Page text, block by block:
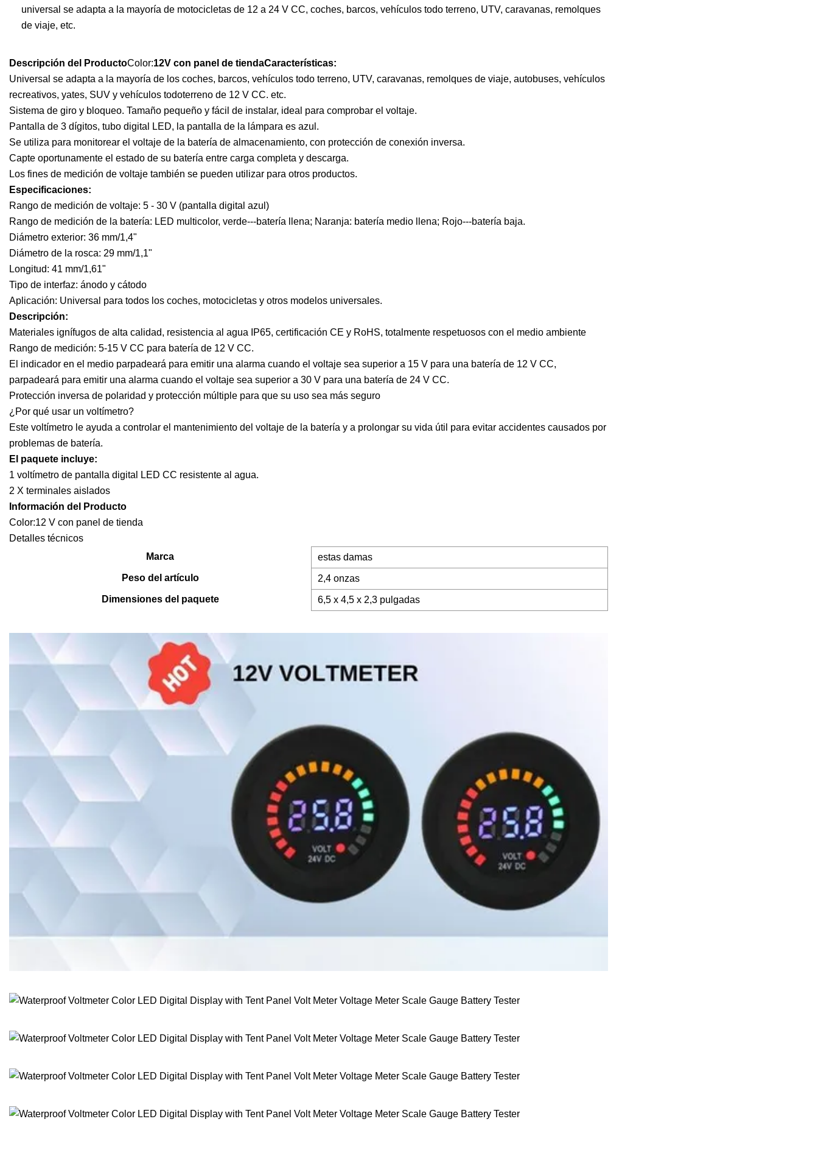
universal se adapta a la mayoría de motocicletas de 12 a 24 V CC, coches, barcos, vehículos todo terreno, UTV, caravanas, remolques
de viaje, etc.
Descripción del ProductoColor:12V con panel de tiendaCaracterísticas:
Universal se adapta a la mayoría de los coches, barcos, vehículos todo terreno, UTV, caravanas, remolques de viaje, autobuses, vehículos
recreativos, yates, SUV y vehículos todoterreno de 12 V CC. etc.
Sistema de giro y bloqueo. Tamaño pequeño y fácil de instalar, ideal para comprobar el voltaje.
Pantalla de 3 dígitos, tubo digital LED, la pantalla de la lámpara es azul.
Se utiliza para monitorear el voltaje de la batería de almacenamiento, con protección de conexión inversa.
Capte oportunamente el estado de su batería entre carga completa y descarga.
Los fines de medición de voltaje también se pueden utilizar para otros productos.
Especificaciones:
Rango de medición de voltaje: 5 - 30 V (pantalla digital azul)
Rango de medición de la batería: LED multicolor, verde---batería llena; Naranja: batería medio llena; Rojo---batería baja.
Diámetro exterior: 36 mm/1,4"
Diámetro de la rosca: 29 mm/1,1"
Longitud: 41 mm/1,61"
Tipo de interfaz: ánodo y cátodo
Aplicación: Universal para todos los coches, motocicletas y otros modelos universales.
Descripción:
Materiales ignífugos de alta calidad, resistencia al agua IP65, certificación CE y RoHS, totalmente respetuosos con el medio ambiente
Rango de medición: 5-15 V CC para batería de 12 V CC.
El indicador en el medio parpadeará para emitir una alarma cuando el voltaje sea superior a 15 V para una batería de 12 V CC,
parpadeará para emitir una alarma cuando el voltaje sea superior a 30 V para una batería de 24 V CC.
Protección inversa de polaridad y protección múltiple para que su uso sea más seguro
¿Por qué usar un voltímetro?
Este voltímetro le ayuda a controlar el mantenimiento del voltaje de la batería y a prolongar su vida útil para evitar accidentes causados ​​por
problemas de batería.
El paquete incluye:
1 voltímetro de pantalla digital LED CC resistente al agua.
2 X terminales aislados
Información del Producto
Color:12 V con panel de tienda
Detalles técnicos
Marca
estas damas
Peso del artículo
2,4 onzas
Dimensiones del paquete
6,5 x 4,5 x 2,3 pulgadas